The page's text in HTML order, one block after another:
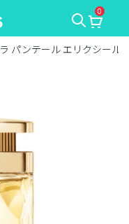
0
ラ パンテール エリクシール